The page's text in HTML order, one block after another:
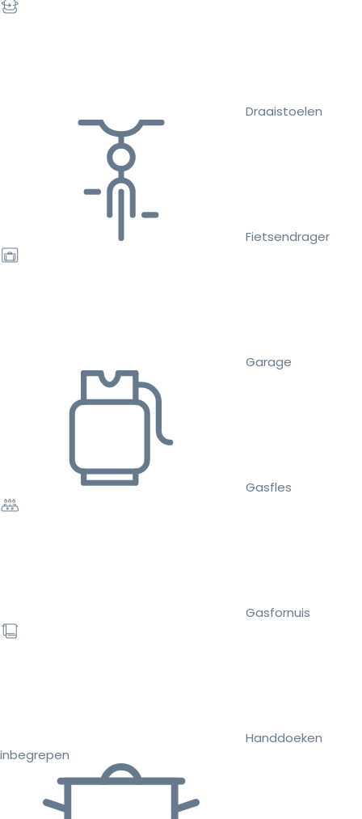
Draaistoelen
Fietsendrager
Garage
Gasfles
Gasfornuis
Handdoeken
inbegrepen